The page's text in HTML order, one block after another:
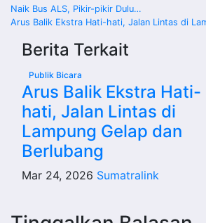
Navigasi
pos
Naik Bus ALS, Pikir-pikir Dulu…
Arus Balik Ekstra Hati-hati, Jalan Lintas di
Berita Terkait
Publik Bicara
Arus Balik Ekstra Hati-
hati, Jalan Lintas di
Lampung Gelap dan
Berlubang
Mar 24, 2026 Sumatralink